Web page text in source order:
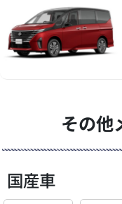
その他
国産車